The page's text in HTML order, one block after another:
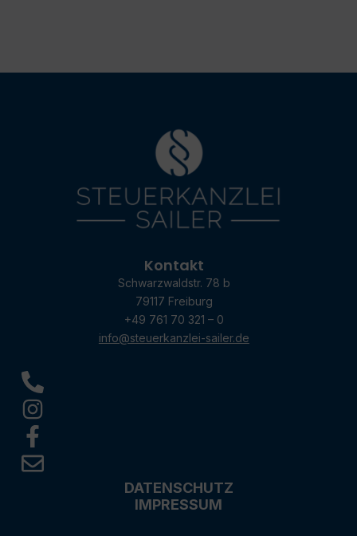
Kontakt
Schwarzwaldstr. 78 b
79117 Freiburg
+49 761 70 321 – 0
info@steuerkanzlei-sailer.de
DATENSCHUTZ
IMPRESSUM